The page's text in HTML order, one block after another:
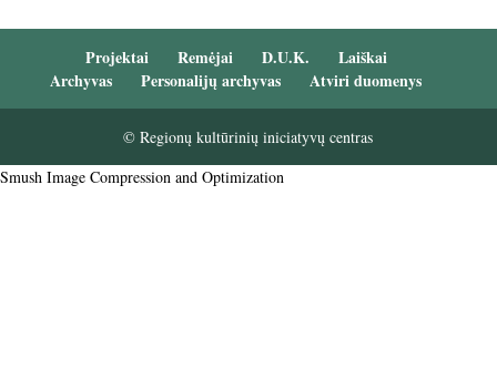
Projektai Remėjai D.U.K.
Laiškai
Archyvas
Personalijų archyvas Atviri duomenys
© Regionų kultūrinių iniciatyvų centras
Smush Image Compression and Optimization